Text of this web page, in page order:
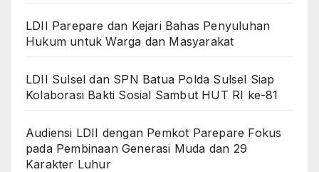
LDII Parepare dan Kejari Bahas Penyuluhan
Hukum untuk Warga dan Masyarakat
LDII Sulsel dan SPN Batua Polda Sulsel Siap
Kolaborasi Bakti Sosial Sambut HUT RI ke-81
Audiensi LDII dengan Pemkot Parepare Fokus
pada Pembinaan Generasi Muda dan 29
Karakter Luhur